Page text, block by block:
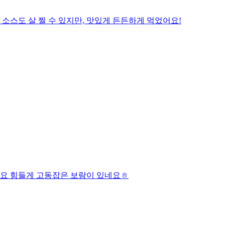
스도 살 찔 수 있지만, 맛있게 든든하게 먹었어요!
힘들게 고동잡은 보람이 있네요ㅎ